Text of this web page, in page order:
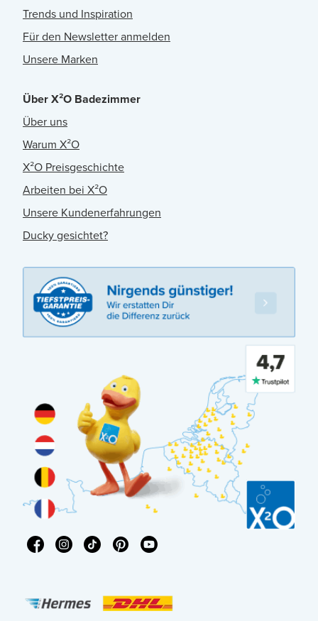
Trends und Inspiration
Für den Newsletter anmelden
Unsere Marken
Über X²O Badezimmer
Über uns
Warum X²O
X²O Preisgeschichte
Arbeiten bei X²O
Unsere Kundenerfahrungen
Ducky gesichtet?